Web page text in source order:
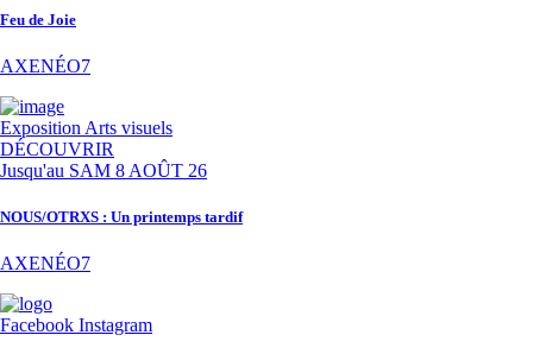
Feu de Joie
AXENÉO7
Exposition Arts visuels
DÉCOUVRIR
Jusqu'au SAM 8 AOÛT 26
NOUS/OTRXS : Un printemps tardif
AXENÉO7
Facebook Instagram